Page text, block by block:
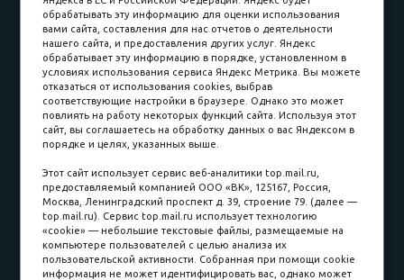
Принимаем к оплате
Наличные
пл. Соляная, 6, стр. 16
8 (3822) 60-70-30
8 (3822) 50-39-09
8 (3822) 22-77-68
обрабатывать эту информацию для оценки использования
вами сайта, составления для нас отчетов о деятельности
нашего сайта, и предоставления других услуг. Яндекс
обрабатывает эту информацию в порядке, установленном в
условиях использования сервиса Яндекс Метрика. Вы можете
отказаться от использования cookies, выбрав
соответствующие настройки в браузере. Однако это может
повлиять на работу некоторых функций сайта. Используя этот
сайт, вы соглашаетесь на обработку данных о вас Яндексом в
порядке и целях, указанных выше.
Этот сайт использует сервис веб-аналитики top.mail.ru,
предоставляемый компанией ООО «ВК», 125167, Россия,
Москва, Ленинградский проспект д. 39, строение 79. (далее —
top.mail.ru). Сервис top.mail.ru использует технологию
«cookie» — небольшие текстовые файлы, размещаемые на
компьютере пользователей с целью анализа их
пользовательской активности. Собранная при помощи cookie
информация не может идентифицировать вас, однако может